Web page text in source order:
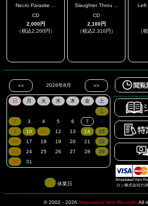
Necro Parasite ...
CD
2,000円
（税込2,200円）
Slaughter Throu ...
CD
2,100円
（税込2,310円）
Left
（
Amputated Vein
ロン株式会社の
休業日
© 2002 - 2026 Amputated Vein Records All